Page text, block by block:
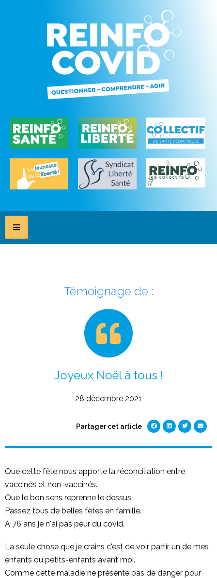
Témoignage de :
Joyeux Noël à tous !
28 décembre 2021
Partager cet article
Que cette fête nous apporte la réconciliation entre
vaccinés et non-vaccinés.
Que le bon sens reprenne le dessus.
Passez tous de belles fêtes en famille.
A 76 ans je n'ai pas peur du covid.
La seule chose que je crains c'est de voir partir un de mes
enfants ou petits-enfants avant moi.
Comme cette maladie ne présente pas de danger pour